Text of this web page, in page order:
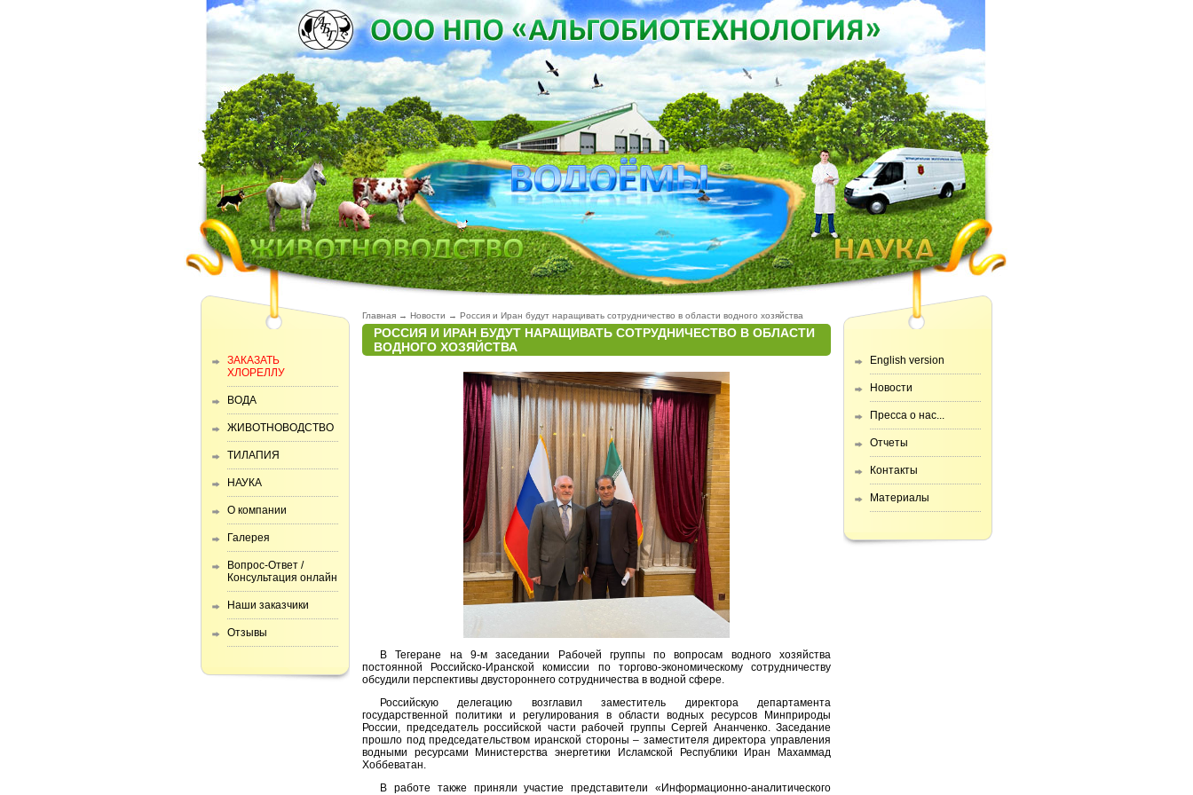
ЗАКАЗАТЬ
ХЛОРЕЛЛУ
ВОДА
ЖИВОТНОВОДСТВО
ТИЛАПИЯ
НАУКА
О компании
Галерея
Вопрос-Ответ /
Консультация онлайн
Наши заказчики
Отзывы
English version
Новости
Пресса о нас...
Отчеты
Контакты
Материалы
Главная → Новости → Россия и Иран будут наращивать сотрудничество в области водного хозяйства
РОССИЯ И ИРАН БУДУТ НАРАЩИВАТЬ СОТРУДНИЧЕСТВО В ОБЛАСТИ
ВОДНОГО ХОЗЯЙСТВА
В Тегеране на 9-м заседании Рабочей группы по вопросам водного хозяйства
постоянной Российско-Иранской комиссии по торгово-экономическому сотрудничеству
обсудили перспективы двустороннего сотрудничества в водной сфере.
Российскую делегацию возглавил заместитель директора департамента
государственной политики и регулирования в области водных ресурсов Минприроды
России, председатель российской части рабочей группы Сергей Ананченко. Заседание
прошло под председательством иранской стороны – заместителя директора управления
водными ресурсами Министерства энергетики Исламской Республики Иран Махаммад
Хоббеватан.
В работе также приняли участие представители «Информационно-аналитического